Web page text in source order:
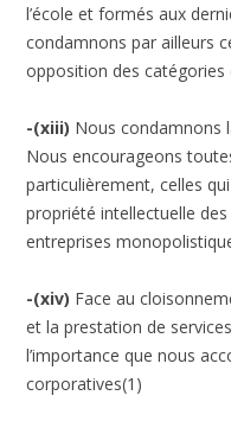
l’école et formés aux
condamnons par ailleurs
opposition des catégories
-(xiii) Nous condamnons
Nous encourageons
particulièrement, celles
propriété intellectuelle
entreprises
-(xiv) Face au
et la prestation de
l’importance que nous
corporatives(1)